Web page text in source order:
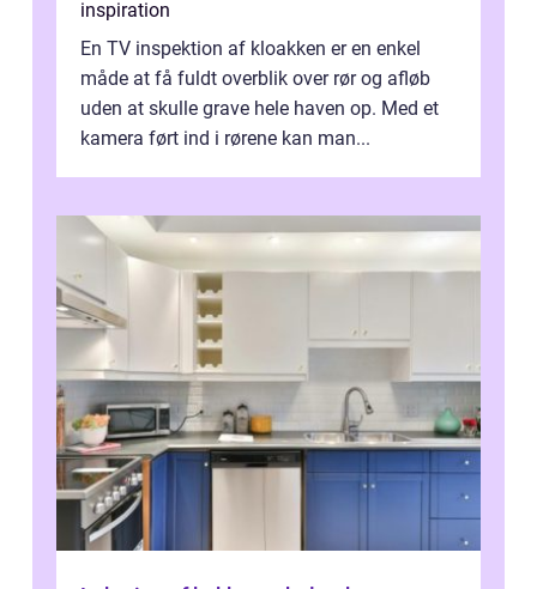
inspiration
En TV inspektion af kloakken er en enkel
måde at få fuldt overblik over rør og afløb
uden at skulle grave hele haven op. Med et
kamera ført ind i rørene kan man...